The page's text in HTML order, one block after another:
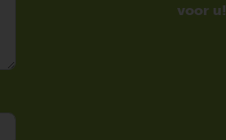
voor u!